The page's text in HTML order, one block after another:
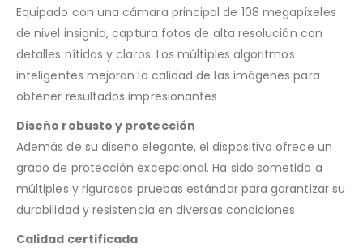
Equipado con una cámara principal de 108 megapíxeles
de nivel insignia, captura fotos de alta resolución con
detalles nítidos y claros. Los múltiples algoritmos
inteligentes mejoran la calidad de las imágenes para
obtener resultados impresionantes
Diseño robusto y protección
Además de su diseño elegante, el dispositivo ofrece un
grado de protección excepcional. Ha sido sometido a
múltiples y rigurosas pruebas estándar para garantizar su
durabilidad y resistencia en diversas condiciones
Calidad certificada